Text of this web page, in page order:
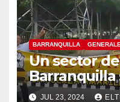
BARRANQUILLA
Un sector
Barranquilla
nacional
JUL 23, 2024